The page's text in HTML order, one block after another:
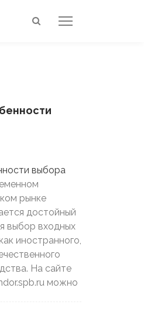
рынке
достойный
выбор входных
иностранного,
На сайте
можно